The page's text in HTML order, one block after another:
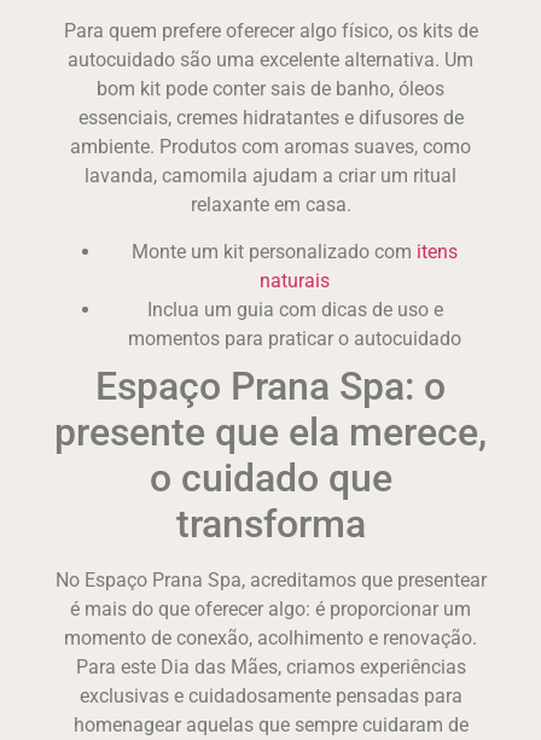
Para quem prefere oferecer algo físico, os kits de
autocuidado são uma excelente alternativa. Um
bom kit pode conter sais de banho, óleos
essenciais, cremes hidratantes e difusores de
ambiente. Produtos com aromas suaves, como
lavanda, camomila ajudam a criar um ritual
relaxante em casa.
Monte um kit personalizado com itens
naturais
Inclua um guia com dicas de uso e
momentos para praticar o autocuidado
Espaço Prana Spa: o
presente que ela merece,
o cuidado que
transforma
No Espaço Prana Spa, acreditamos que presentear
é mais do que oferecer algo: é proporcionar um
momento de conexão, acolhimento e renovação.
Para este Dia das Mães, criamos experiências
exclusivas e cuidadosamente pensadas para
homenagear aquelas que sempre cuidaram de